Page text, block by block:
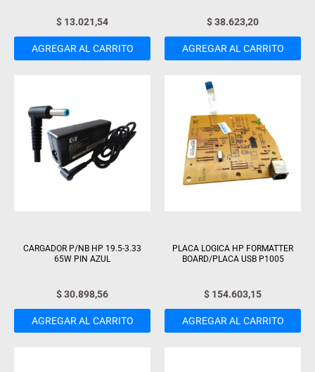
$ 13.021,54
AGREGAR AL CARRITO
$38.623,20
AGREGAR AL CARRITO
CARGADOR P/NB HP 19.5-3.33
65W PIN AZUL
$30.898,56
AGREGAR AL CARRITO
PLACA LOGICA HP FORMATTER
BOARD/PLACA USB P1005
$ 154.603,15
AGREGAR AL CARRITO